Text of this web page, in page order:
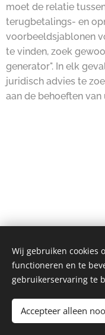
moet de relatie
terugbetalings- en
voorbeeldsjablonen
te vinden, zoek
generator". In elk
juridisch advies te
aan de behoeften van
Kinépraktijk Vander
1009.065.264 I
Kine Kalken -
Wij gebruiken cookies
functioneren en te
gebruikerservaring te
Accepteer alleen